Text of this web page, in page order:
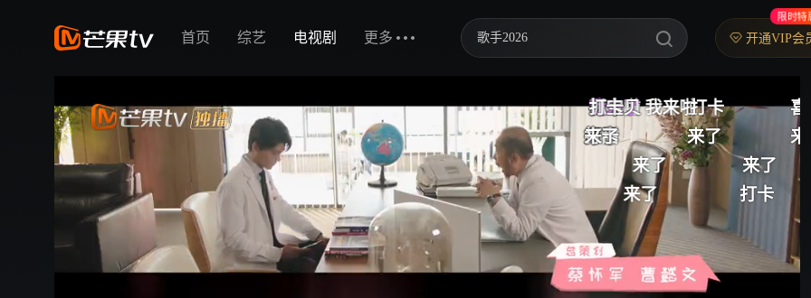
首页 综艺 电视剧 更多 歌手2026
中餐厅·南洋拾光季
快乐老家
忙忙碌碌寻宝藏2
妻子的浪漫旅行2026
我们的宿舍·归心季
开通VIP会
限时特
周宝贝 我来啦
我来啦
打卡
我来了
打卡
抓宝贝
打卡 打卡
喜欢小丁和曦曦
打卡
卡巴
打卡
好甜
来了
来了
打卡
来了 来了 来了
打卡
来了
打卡
来了
打卡 体验的会员不能看